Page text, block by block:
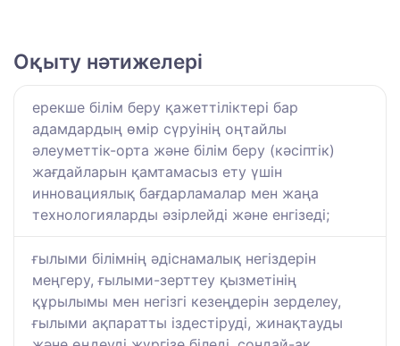
Оқыту нәтижелері
ерекше білім беру қажеттіліктері бар
адамдардың өмір сүруінің оңтайлы
әлеуметтік-орта және білім беру (кәсіптік)
жағдайларын қамтамасыз ету үшін
инновациялық бағдарламалар мен жаңа
технологияларды әзірлейді және енгізеді;
ғылыми білімнің әдіснамалық негіздерін
меңгеру, ғылыми-зерттеу қызметінің
құрылымы мен негізгі кезеңдерін зерделеу,
ғылыми ақпаратты іздестіруді, жинақтауды